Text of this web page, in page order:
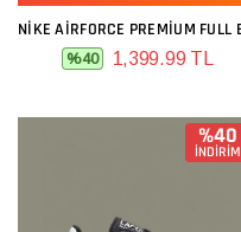
%40 1,399.99 TL
%40
İNDİRİM